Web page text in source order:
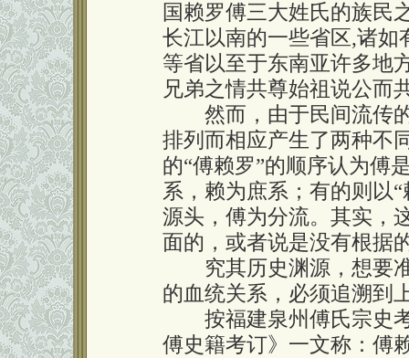
国赖罗傅三大姓氏的族民
长江以南的一些省区,诸如
等省以至于东南亚许多地
兄弟之情共尊始祖说公而
然而，由于民间流传的
排列而相应产生了两种不
的“傅赖罗”的顺序认为傅
系，赖为庶系；有的则以
源头，傅为分流。其实，
面的，或者说是没有根据
究其历史渊源，想要准
的血统关系，必须追溯到
按福建泉州傅氏宗史考
傅史籍考订》一文称：傅